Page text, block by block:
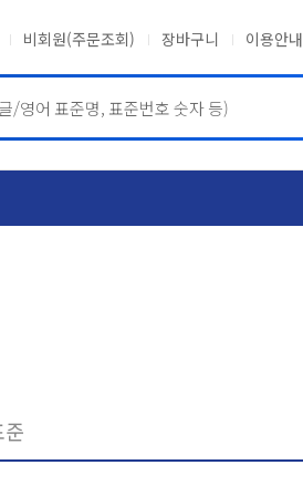
비회원(주문조회) 장바구니 이용안내